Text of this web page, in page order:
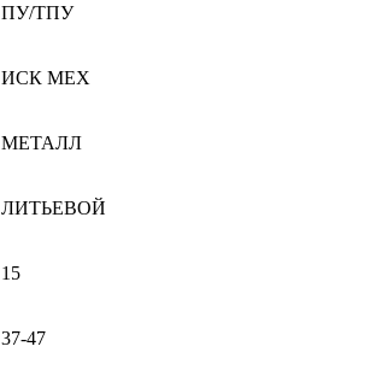
ПУ/ТПУ
ИСК МЕХ
МЕТАЛЛ
ЛИТЬЕВОЙ
15
37-47